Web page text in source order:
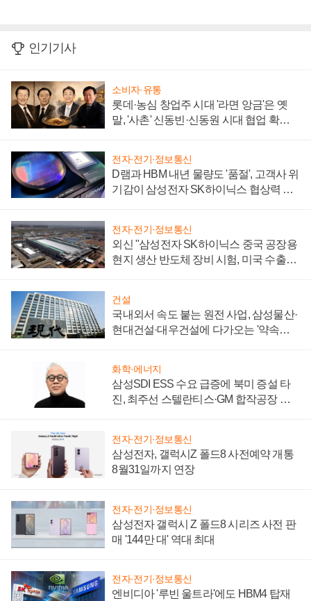
인기기사
소비자·유통
롯데·농심 창업주 시대 '라면 앙금'은 옛
말, '사촌' 신동빈·신동원 시대 협업 확대
전자·전기·정보통신
D램과 HBM 내년 물량도 '품절', 고객사 위
기감이 삼성전자 SK하이닉스 협상력 더
전자·전기·정보통신
외신 "삼성전자 SK하이닉스 중국 공장용
현지 생산 반도체 장비 시험, 미국 수출통
건설
국내외서 속도 붙는 원전 사업, 삼성물산·
현대건설·대우건설에 다가오는 '약속의
화학·에너지
삼성SDI ESS 수요 급증에 북미 증설 타
진, 최주선 스텔란티스·GM 합작공장 건
전자·전기·정보통신
삼성전자, 갤럭시Z 폴드8 사전예약 개통
8월31일까지 연장
전자·전기·정보통신
삼성전자 갤럭시 Z 폴드8 시리즈 사전 판
매 '144만 대' 역대 최대
전자·전기·정보통신
엔비디아 '루빈 울트라'에도 HBM4 탑재